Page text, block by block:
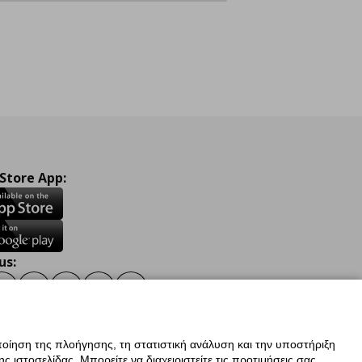
App:
της πλοήγησης, τη στατιστική ανάλυση και την υποστήριξη